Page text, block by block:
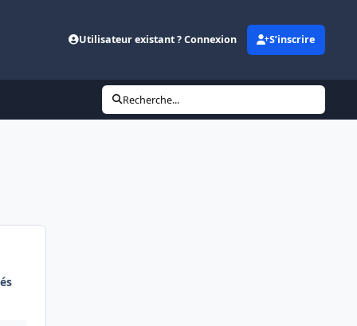
Utilisateur existant ? Connexion S’inscrire
Recherche...